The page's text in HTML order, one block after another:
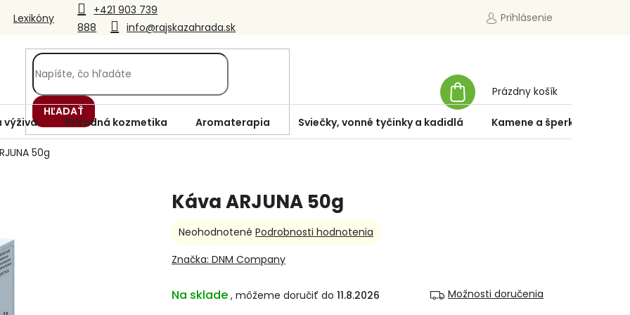
+421 903 739
888
info@rajskazahrada.sk
Lexikóny Prihlásenie
HĽADAŤ
KOŠÍK
Prázdny košík
výživa Prírodná kozmetika Aromaterapia Sviečky, vonné tyčinky a kadidlá Kamene a šperky
50g
Káva ARJUNA 50g
Na sklade 11.8.2026 Možnosti doručenia
Priemerné
produktu
z
Neohodnotené Podrobnosti hodnotenia
Značka: DNM Company